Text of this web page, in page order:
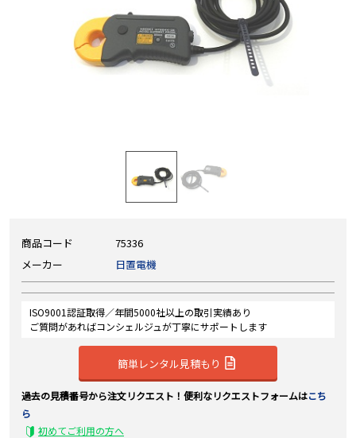
商品コード
75336
メーカー
日置電機
ISO9001認証取得／年間5000社以上の取引実績あり
ご質問があればコンシェルジュが丁寧にサポートします
簡単レンタル見積もり
過去の見積番号から注文リクエスト！便利なリクエストフォームはこち
ら
初めてご利用の方へ